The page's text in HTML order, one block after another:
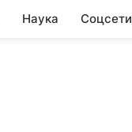
Наука Соцсети